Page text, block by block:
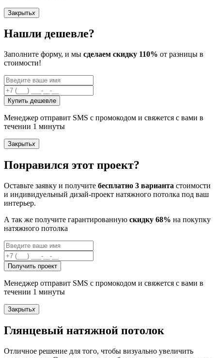
Закрытьx
Нашли дешевле?
Заполните форму, и мы сделаем скидку 110% от разницы в
стоимости!
Купить дешевле
Менеджер отправит SMS с промокодом и свяжется с вами в
течении 1 минуты
Закрытьx
Понравился этот проект?
Оставьте заявку и получите бесплатно 3 варианта стоимости
и индивидуельный дизай-проект натяжного потолка под ваш
интерьер.
А так же получите гарантированную скидку 68% на покупку
натяжного потолка
Получить проект
Менеджер отправит SMS с промокодом и свяжется с вами в
течении 1 минуты
Закрытьx
Глянцевый натяжной потолок
Отличное решение для того, чтобы визуально увеличить